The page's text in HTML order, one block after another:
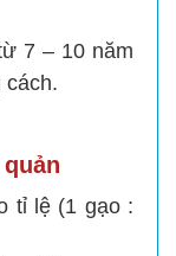
7 – 10 năm
cách.
tỉ lệ (1 gạo :